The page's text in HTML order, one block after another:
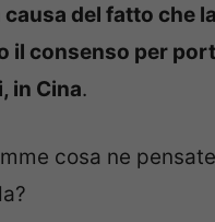
causa del fatto che
il consenso per
in Cina.
cosa ne